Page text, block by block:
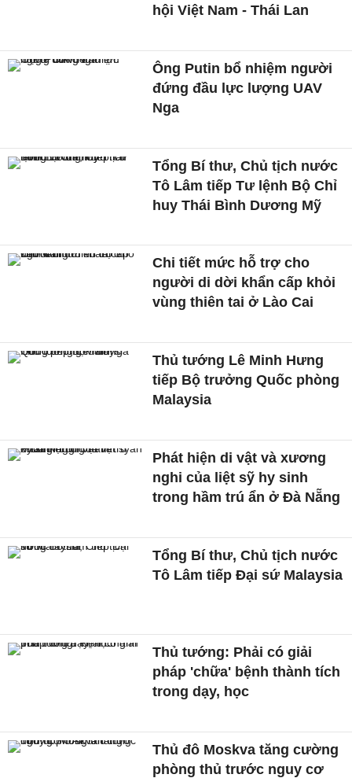
hội Việt Nam - Thái Lan
Ông Putin bổ nhiệm người
đứng đầu lực lượng UAV
Nga
Tổng Bí thư, Chủ tịch nước
Tô Lâm tiếp Tư lệnh Bộ Chỉ
huy Thái Bình Dương Mỹ
Chi tiết mức hỗ trợ cho
người di dời khẩn cấp khỏi
vùng thiên tai ở Lào Cai
Thủ tướng Lê Minh Hưng
tiếp Bộ trưởng Quốc phòng
Malaysia
Phát hiện di vật và xương
nghi của liệt sỹ hy sinh
trong hầm trú ẩn ở Đà Nẵng
Tổng Bí thư, Chủ tịch nước
Tô Lâm tiếp Đại sứ Malaysia
Thủ tướng: Phải có giải
pháp 'chữa' bệnh thành tích
trong dạy, học
Thủ đô Moskva tăng cường
phòng thủ trước nguy cơ